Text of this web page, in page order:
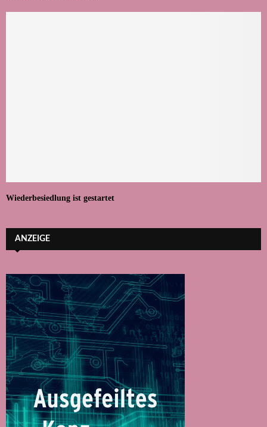
Wiederbesiedlung ist gestartet
ANZEIGE